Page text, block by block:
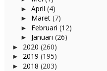
► April (4)
► Maret (7)
► Februari (12)
► Januari (26)
► 2020 (260)
► 2019 (195)
► 2018 (203)